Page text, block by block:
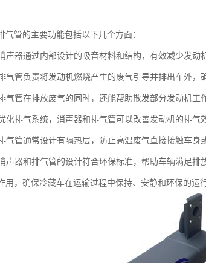
气管的主要功能包括以下几个方面：
声器通过内部设计的吸音材料和结构，有效减少发动
气管负责将发动机燃烧产生的废气引导并排出车外，
气管在排放废气的同时，还能帮助散发部分发动机工
化排气系统，消声器和排气管可以改善发动机的排气
气管通常设计有隔热层，防止高温废气直接接触车身
声器和排气管的设计符合环保标准，帮助车辆满足排
用，确保冷藏车在运输过程中保持、安静和环保的运